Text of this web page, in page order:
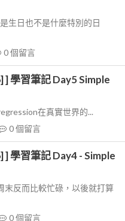
生日也不是什麼特別的日
0個留言
學習筆記 Day5 Simple
在真實世界的...
0個留言
學習筆記 Day4 - Simple
末反而比較忙碌，以後就打算
0個留言